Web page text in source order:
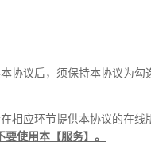
协议后，须保持本协议为
相应环节提供本协议的在线
使用本【服务】。